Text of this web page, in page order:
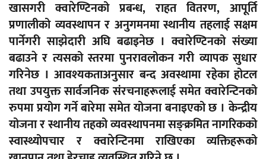
खासगरी क्वारेण्टिनको प्रबन्ध, राहत वितरण, आपूर्ति
प्रणालीको व्यवस्थापन र अनुगमनमा स्थानीय तहलाई सक्षम
पार्नेगरी साझेदारी अघि बढाइनेछ । क्वारेण्टिनको संख्या
बढाउने र त्यसको स्तरमा पुनरावलोकन गरी व्यापक सुधार
गरिनेछ । आवश्यकताअनुसार बन्द अवस्थामा रहेका होटल
तथा उपयुक्त सार्वजनिक संरचनाहरूलाई समेत क्वारेन्टिनको
रुपमा प्रयोग गर्ने बारेमा समेत योजना बनाइएको छ । केन्द्रीय
योजना र स्थानीय तहको व्यवस्थापनमा सङ्क्रमित नागरिकको
स्वास्थ्योपचार र क्वारेन्टिनमा राखिएका व्यक्तिहरूको